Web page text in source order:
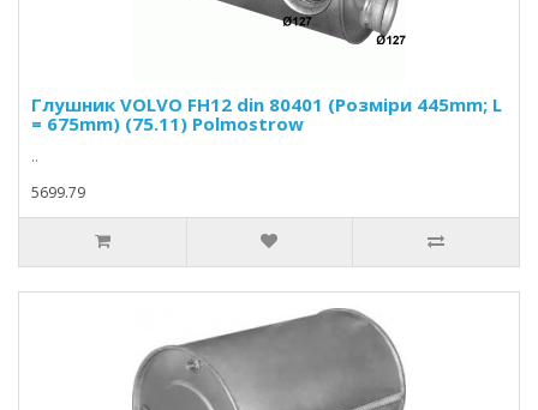
Глушник VOLVO FH12 din 80401 (Розміри 445mm; L
= 675mm) (75.11) Polmostrow
..
5699.79